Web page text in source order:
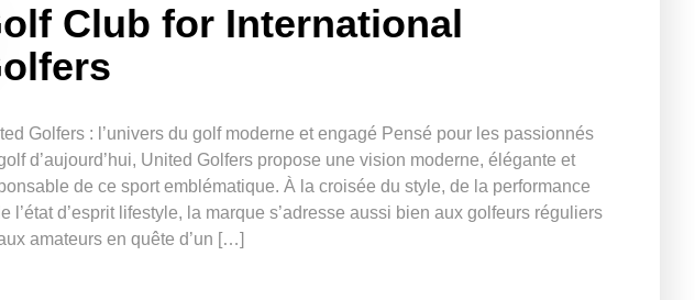
Club for International
Golfers : l’univers du golf moderne et engagé Pensé pour les passionnés
d’aujourd’hui, United Golfers propose une vision moderne, élégante et
de ce sport emblématique. À la croisée du style, de la performance
l’état d’esprit lifestyle, la marque s’adresse aussi bien aux golfeurs réguliers
amateurs en quête d’un […]